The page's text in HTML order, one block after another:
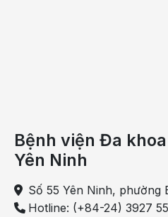
Thiểu năng tuần hoàn não
Đau dạ dày và rối loạn tiêu
Bệnh viện Đa
Yên Ninh
Số 55 Yên Ninh, phường
Hotline: (+84-24) 3927